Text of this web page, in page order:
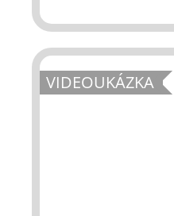
VIDEOUKÁZKA